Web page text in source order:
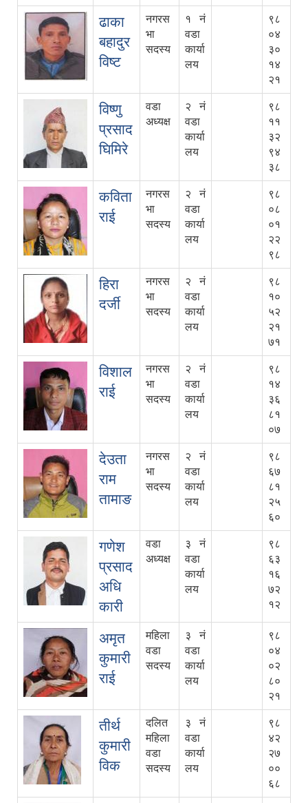
ढाका
बहादुर
विष्ट
नगरस
भा
सदस्य
१ नं
वडा
कार्या
लय
९८
०४
३०
१४
२१
विष्णु
प्रसाद
घिमिरे
वडा
अध्यक्ष
२ नं
वडा
कार्या
लय
९८
११
३२
९४
३८
कविता
राई
नगरस
भा
सदस्य
२ नं
वडा
कार्या
लय
९८
०८
०१
२२
९८
हिरा
दर्जी
नगरस
भा
सदस्य
२ नं
वडा
कार्या
लय
९८
१०
५२
२१
७१
विशाल
राई
नगरस
भा
सदस्य
२ नं
वडा
कार्या
लय
९८
१४
३६
८१
०७
देउता
राम
तामाङ
नगरस
भा
सदस्य
२ नं
वडा
कार्या
लय
९८
६७
८१
२५
६०
गणेश
प्रसाद
अधि
कारी
वडा
अध्यक्ष
३ नं
वडा
कार्या
लय
९८
६३
१६
७२
१२
अमृत
कुमारी
राई
महिला
वडा
सदस्य
३ नं
वडा
कार्या
लय
९८
०४
०२
८०
२१
तीर्थ
कुमारी
विक
दलित
महिला
वडा
सदस्य
३ नं
वडा
कार्या
लय
९८
४२
२७
००
६८